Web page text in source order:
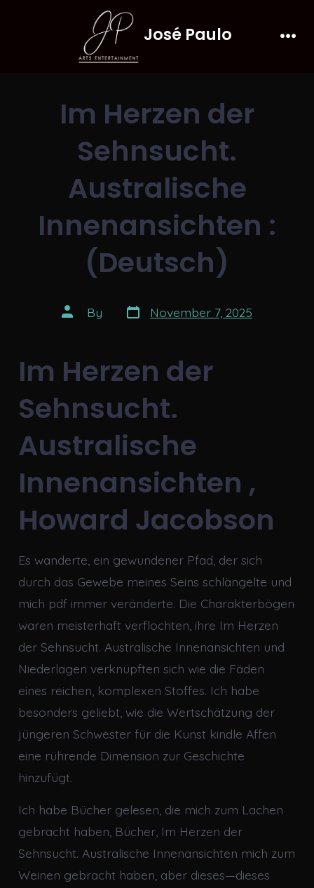
José Paulo
Im Herzen der
Sehnsucht.
Australische
Innenansichten :
(Deutsch)
Post
author
By Post
date
November 7, 2025
Im Herzen der
Sehnsucht.
Australische
Innenansichten ,
Howard Jacobson
Es wanderte, ein gewundener Pfad, der sich
durch das Gewebe meines Seins schlängelte und
mich pdf immer veränderte. Die Charakterbögen
waren meisterhaft verflochten, ihre Im Herzen
der Sehnsucht. Australische Innenansichten und
Niederlagen verknüpften sich wie die Fäden
eines reichen, komplexen Stoffes. Ich habe
besonders geliebt, wie die Wertschätzung der
jüngeren Schwester für die Kunst kindle Affen
eine rührende Dimension zur Geschichte
hinzufügt.
Ich habe Bücher gelesen, die mich zum Lachen
gebracht haben, Bücher, Im Herzen der
Sehnsucht. Australische Innenansichten mich zum
Weinen gebracht haben, aber dieses—dieses